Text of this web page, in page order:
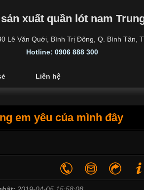
xuất quần lót nam
Lê Văn Quới, Bình Trị Đông, Q. Bình Tân,
Hotline: 0906 888 300
Liên hệ
em yêu của mình đây